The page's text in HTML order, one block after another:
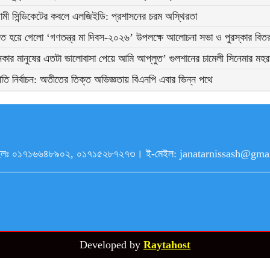
সিন্ডিকেটের কবলে এলজিইডি: প্রশাসনের চরম অস্থিরতা
হয়ে গেলো ‘গণতন্ত্র মা দিবস-২০২৬’ উপলক্ষে আলোচনা সভা ও পুরস্কার
মানুষের এতটা ভালোবাসা পেয়ে আমি আপ্লুত’ গুলশানের চামেলী সিনেমার
নির্বাচন: অতীতের তিক্ত অভিজ্ঞতায় বিএনপি এবার ভিন্ন পথে
পাংশা-কালুখালী উপজেলা সমিতির উদ্যোগে গুণীজন সংবর্ধনা ও ছাত্রবৃত্তি
০১৭১৬৬৪৮৯০২, ০১৭১৫২৮৭২৭৩। ই-মেইল:
Developed by Raytahost